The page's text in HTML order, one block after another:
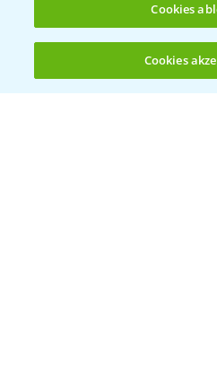
Kontakt & Notfall
Cookies
Cookies